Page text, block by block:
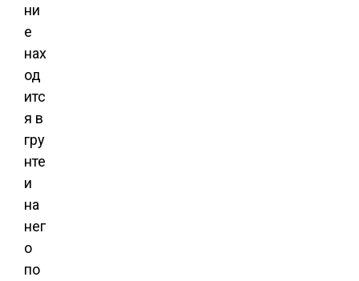
ни
е
нах
од
итс
я в
гру
нте
и
на
нег
о
по